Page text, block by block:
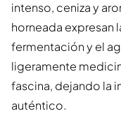
intenso, ceniza y
horneada expresan
fermentación y el
ligeramente
fascina, dejando la
auténtico.